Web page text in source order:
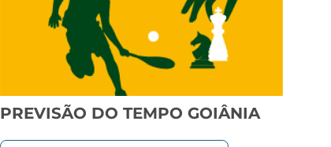
PREVISÃO DO TEMPO GOIÂNIA